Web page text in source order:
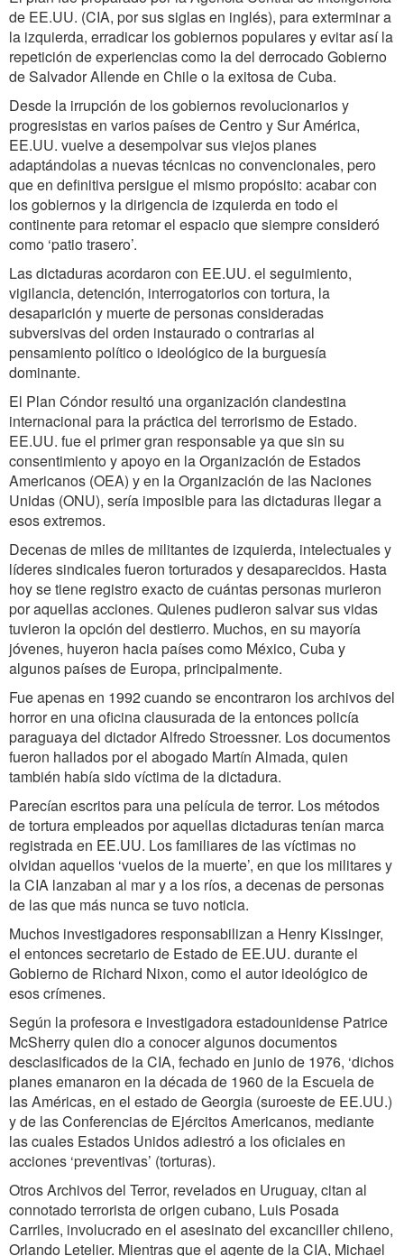
de EE.UU. (CIA, por sus siglas en inglés), para exterminar a
la izquierda, erradicar los gobiernos populares y evitar así la
repetición de experiencias como la del derrocado Gobierno
de Salvador Allende en Chile o la exitosa de Cuba.
Desde la irrupción de los gobiernos revolucionarios y
progresistas en varios países de Centro y Sur América,
EE.UU. vuelve a desempolvar sus viejos planes
adaptándolas a nuevas técnicas no convencionales, pero
que en definitiva persigue el mismo propósito: acabar con
los gobiernos y la dirigencia de izquierda en todo el
continente para retomar el espacio que siempre consideró
como ‘patio trasero’.
Las dictaduras acordaron con EE.UU. el seguimiento,
vigilancia, detención, interrogatorios con tortura, la
desaparición y muerte de personas consideradas
subversivas del orden instaurado o contrarias al
pensamiento político o ideológico de la burguesía
dominante.
El Plan Cóndor resultó una organización clandestina
internacional para la práctica del terrorismo de Estado.
EE.UU. fue el primer gran responsable ya que sin su
consentimiento y apoyo en la Organización de Estados
Americanos (OEA) y en la Organización de las Naciones
Unidas (ONU), sería imposible para las dictaduras llegar a
esos extremos.
Decenas de miles de militantes de izquierda, intelectuales y
líderes sindicales fueron torturados y desaparecidos. Hasta
hoy se tiene registro exacto de cuántas personas murieron
por aquellas acciones. Quienes pudieron salvar sus vidas
tuvieron la opción del destierro. Muchos, en su mayoría
jóvenes, huyeron hacia países como México, Cuba y
algunos países de Europa, principalmente.
Fue apenas en 1992 cuando se encontraron los archivos del
horror en una oficina clausurada de la entonces policía
paraguaya del dictador Alfredo Stroessner. Los documentos
fueron hallados por el abogado Martín Almada, quien
también había sido víctima de la dictadura.
Parecían escritos para una película de terror. Los métodos
de tortura empleados por aquellas dictaduras tenían marca
registrada en EE.UU. Los familiares de las víctimas no
olvidan aquellos ‘vuelos de la muerte’, en que los militares y
la CIA lanzaban al mar y a los ríos, a decenas de personas
de las que más nunca se tuvo noticia.
Muchos investigadores responsabilizan a Henry Kissinger,
el entonces secretario de Estado de EE.UU. durante el
Gobierno de Richard Nixon, como el autor ideológico de
esos crímenes.
Según la profesora e investigadora estadounidense Patrice
McSherry quien dio a conocer algunos documentos
desclasificados de la CIA, fechado en junio de 1976, ‘dichos
planes emanaron en la década de 1960 de la Escuela de
las Américas, en el estado de Georgia (suroeste de EE.UU.)
y de las Conferencias de Ejércitos Americanos, mediante
las cuales Estados Unidos adiestró a los oficiales en
acciones ‘preventivas’ (torturas).
Otros Archivos del Terror, revelados en Uruguay, citan al
connotado terrorista de origen cubano, Luis Posada
Carriles, involucrado en el asesinato del excanciller chileno,
Orlando Letelier. Mientras que el agente de la CIA, Michael